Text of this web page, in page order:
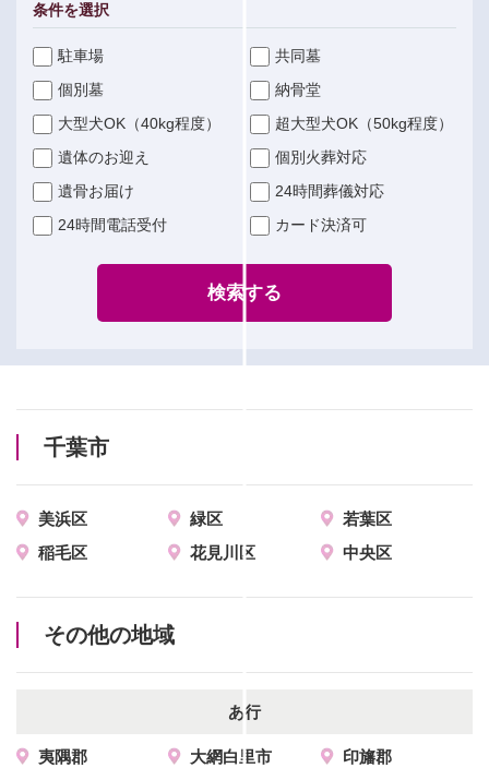
条件を選択
駐車場
共同墓
個別墓
納骨堂
大型犬OK（40kg程度）
超大型犬OK（50kg程度）
遺体のお迎え
個別火葬対応
遺骨お届け
24時間葬儀対応
24時間電話受付
カード決済可
検索する
千葉市
美浜区 緑区
若葉区
稲毛区
花見川区 中央区
その他の地域
あ行
夷隅郡 大網白里市
印旛郡